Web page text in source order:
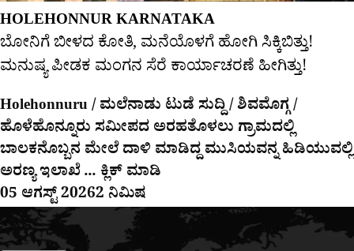
HOLEHONNUR KARNATAKA
ಬೋನಿಗೆ ಬೀಳದ ಕೋತಿ, ಮನೆಯೊಳಗೆ ಹೋಗಿ ಸಿಕ್ಕಿಬಿತ್ತು!
ಮನುಷ್ಯ ಪೀಡಕ ಮಂಗನ ಸೆರೆ ಕಾರ್ಯಾಚರಣೆ ಹೀಗಿತ್ತು!
Holehonnuru / ಮಲೆನಾಡು ಟುಡೆ ಸುದ್ದಿ / ಶಿವಮೊಗ್ಗ /
ಹೊಳೆಹೊನ್ನೂರು ಸಮೀಪದ ಅರಹತೊಳಲು ಗ್ರಾಮದಲ್ಲಿ
ಬಾಲಕನೊಬ್ಬನ ಮೇಲೆ ದಾಳಿ ಮಾಡಿದ್ದ ಮುಸಿಯವನ್ನ ಹಿಡಿಯುವಲ್ಲಿ
ಅರಣ್ಯ ಇಲಾಖೆ ... ಕ್ಲಿಕ್ ಮಾಡಿ
05 ಆಗಸ್ಟ್ 20262 ನಿಮಿಷ